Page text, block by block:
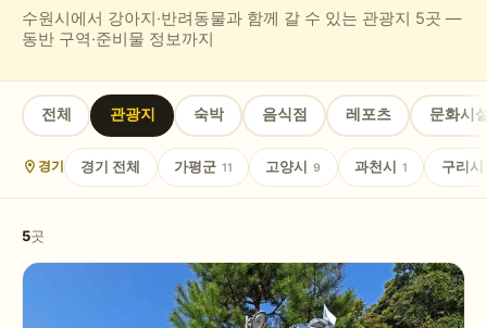
수원시에서 강아지·반려동물과 함께 갈 수 있는 관광지 5곳 —
동반 구역·준비물 정보까지
전체 관광지 숙박 음식점 레포츠 문화시
경기 경기 전체 가평군 11 고양시 9 과천시 1 구리시
5곳